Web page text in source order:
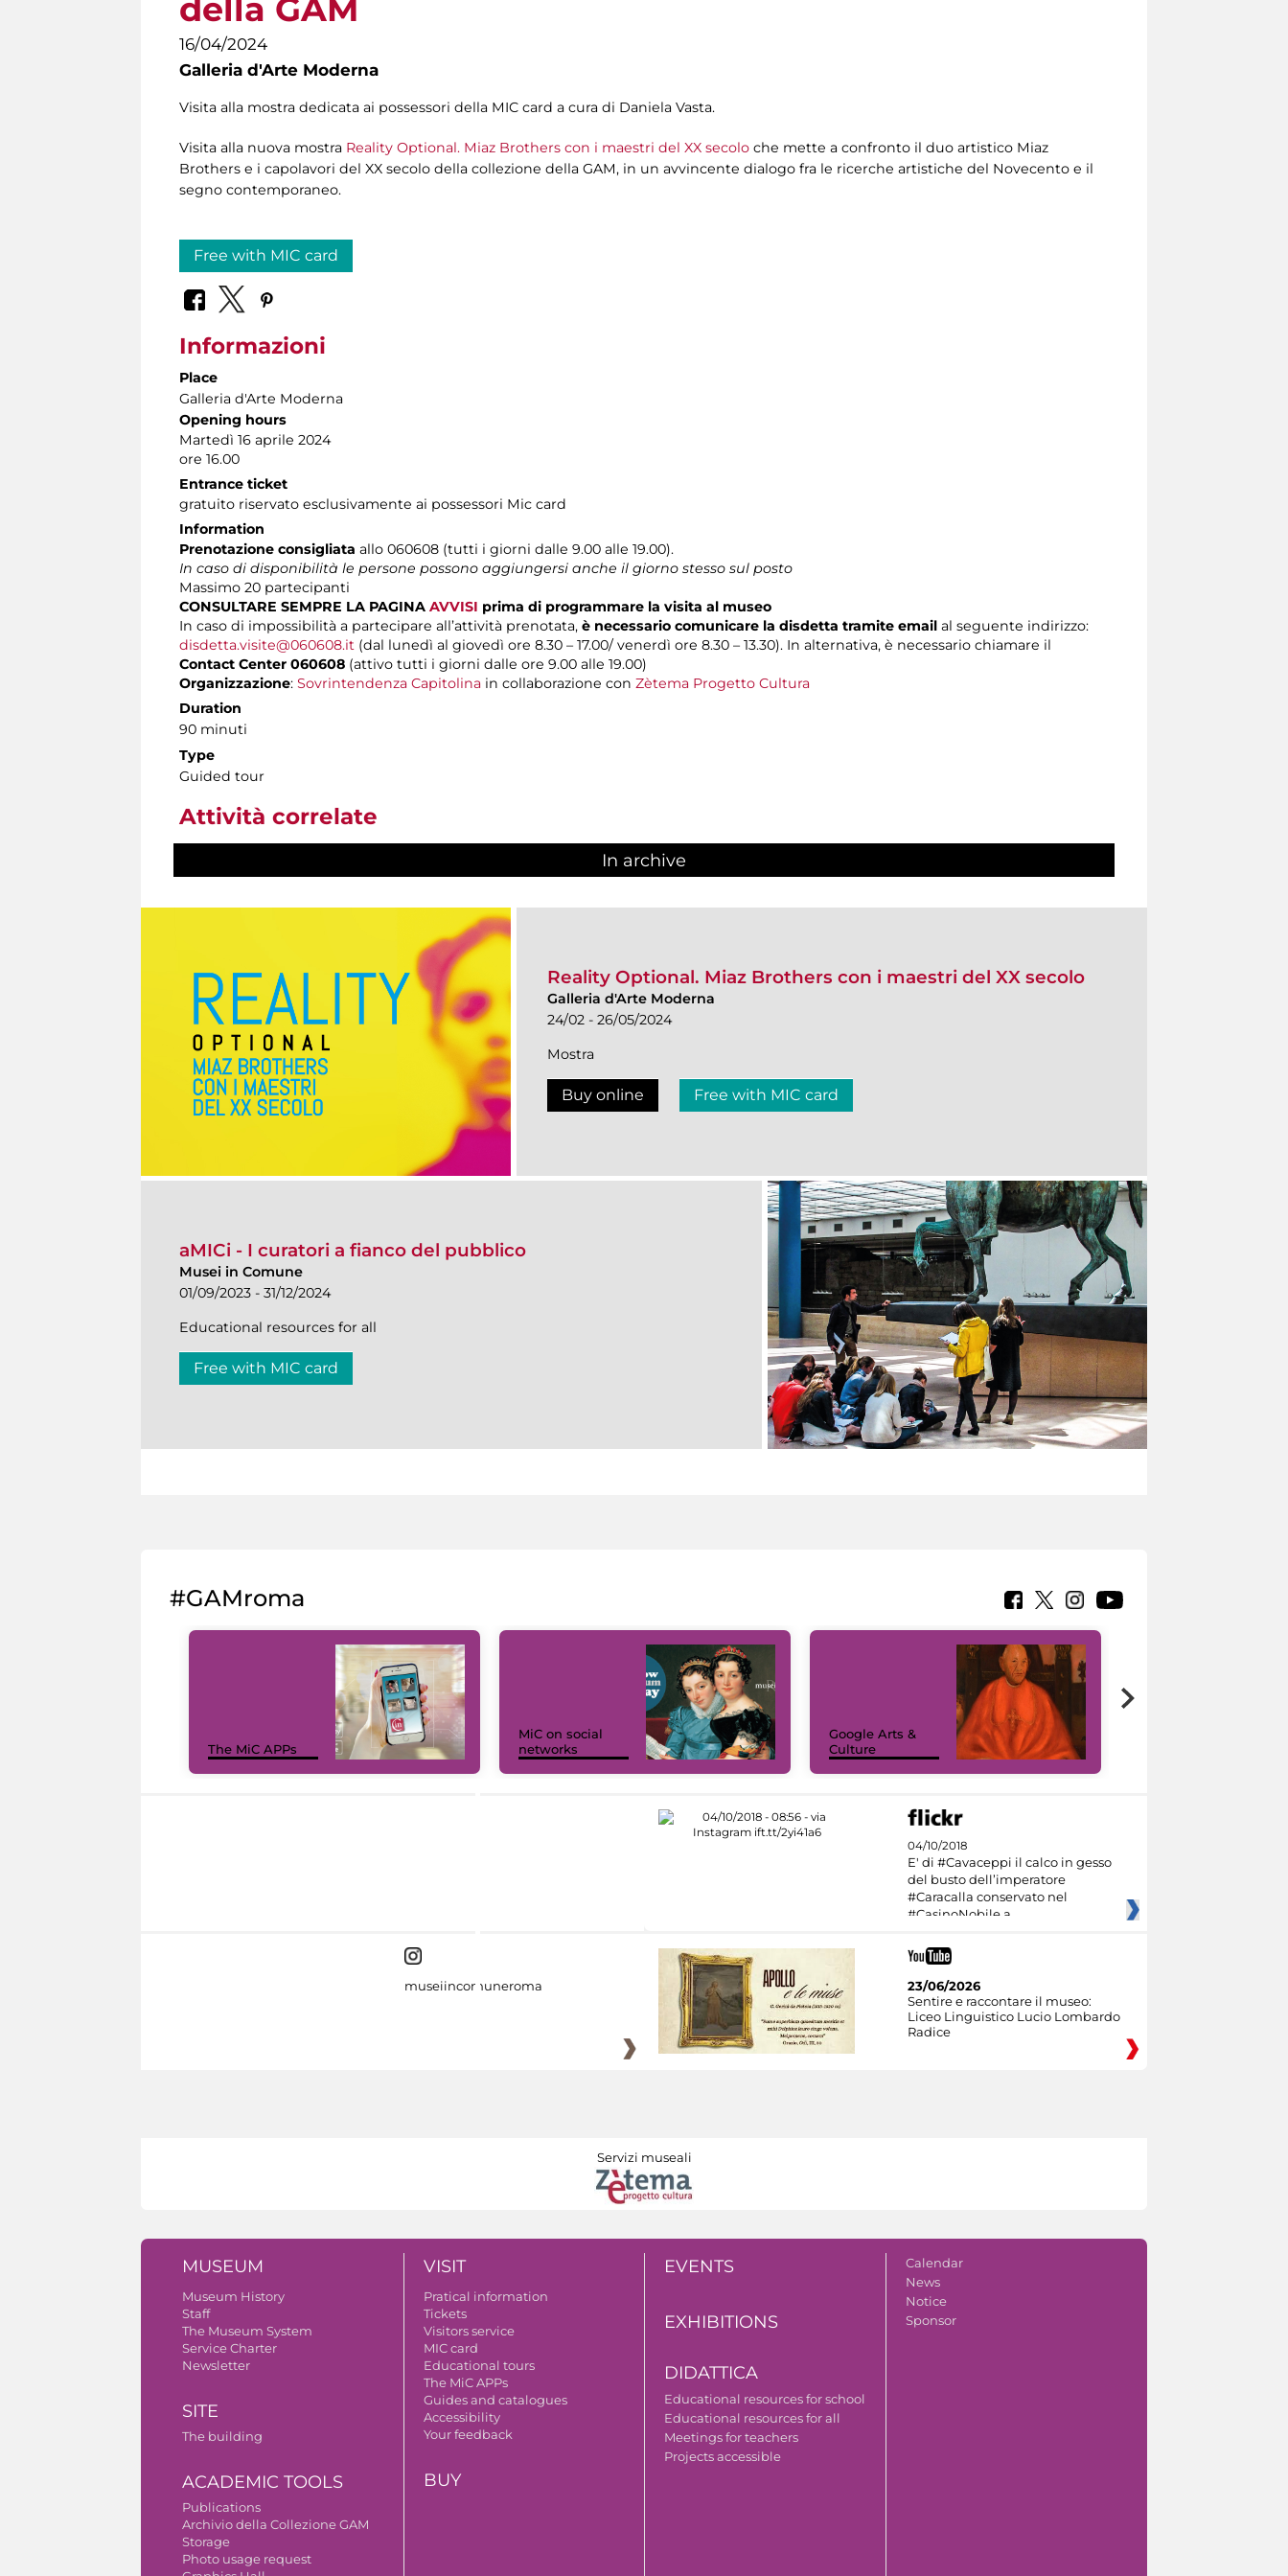
della GAM
16/04/2024
Galleria d'Arte Moderna
Visita alla mostra dedicata ai possessori della MIC card a cura di Daniela Vasta.
Visita alla nuova mostra Reality Optional. Miaz Brothers con i maestri del XX secolo che mette a confronto il duo artistico Miaz
Brothers e i capolavori del XX secolo della collezione della GAM, in un avvincente dialogo fra le ricerche artistiche del Novecento e il
segno contemporaneo.
Free with MIC card
Informazioni
Place
Galleria d'Arte Moderna
Opening hours
Martedì 16 aprile 2024
ore 16.00
Entrance ticket
gratuito riservato esclusivamente ai possessori Mic card
Information
Prenotazione consigliata allo 060608 (tutti i giorni dalle 9.00 alle 19.00).
In caso di disponibilità le persone possono aggiungersi anche il giorno stesso sul posto
Massimo 20 partecipanti
CONSULTARE SEMPRE LA PAGINA AVVISI prima di programmare la visita al museo
In caso di impossibilità a partecipare all’attività prenotata, è necessario comunicare la disdetta tramite email al seguente indirizzo:
disdetta.visite@060608.it (dal lunedì al giovedì ore 8.30 – 17.00/ venerdì ore 8.30 – 13.30). In alternativa, è necessario chiamare il
Contact Center 060608 (attivo tutti i giorni dalle ore 9.00 alle 19.00)
Organizzazione: Sovrintendenza Capitolina in collaborazione con Zètema Progetto Cultura
Duration
90 minuti
Type
Guided tour
Attività correlate
In archive
Reality Optional. Miaz Brothers con i maestri del XX secolo
Galleria d'Arte Moderna
24/02 - 26/05/2024
Mostra
Buy online Free with MIC card
aMICi - I curatori a fianco del pubblico
Musei in Comune
01/09/2023 - 31/12/2024
Educational resources for all
Free with MIC card
#GAMroma
The MiC APPs
MiC on social
networks
Google Arts &
Culture
04/10/2018
E' di #Cavaceppi il calco in gesso
del busto dell’imperatore
#Caracalla conservato nel
#CasinoNobile a
museiincomuneroma
23/06/2026
Sentire e raccontare il museo:
Liceo Linguistico Lucio Lombardo
Radice
Servizi museali
MUSEUM
Museum History
Staff
The Museum System
Service Charter
Newsletter
SITE
The building
ACADEMIC TOOLS
Publications
Archivio della Collezione GAM
Storage
Photo usage request
VISIT
Pratical information
Tickets
Visitors service
MIC card
Educational tours
The MiC APPs
Guides and catalogues
Accessibility
Your feedback
BUY
EVENTS
EXHIBITIONS
DIDATTICA
Educational resources for school
Educational resources for all
Meetings for teachers
Projects accessible
Calendar
News
Notice
Sponsor